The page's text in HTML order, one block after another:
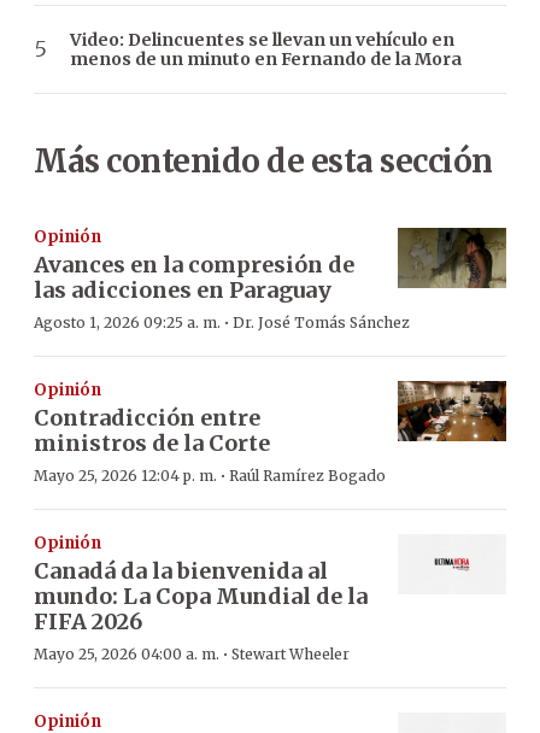
Video: Delincuentes se llevan un vehículo en
menos de un minuto en Fernando de la Mora
Más contenido de esta sección
Opinión
Avances en la compresión de
las adicciones en Paraguay
Agosto 1, 2026 09:25 a. m. · Dr. José Tomás Sánchez
Opinión
Contradicción entre
ministros de la Corte
Mayo 25, 2026 12:04 p. m. · Raúl Ramírez Bogado
Opinión
Canadá da la bienvenida al
mundo: La Copa Mundial de la
FIFA 2026
Mayo 25, 2026 04:00 a. m. · Stewart Wheeler
Opinión